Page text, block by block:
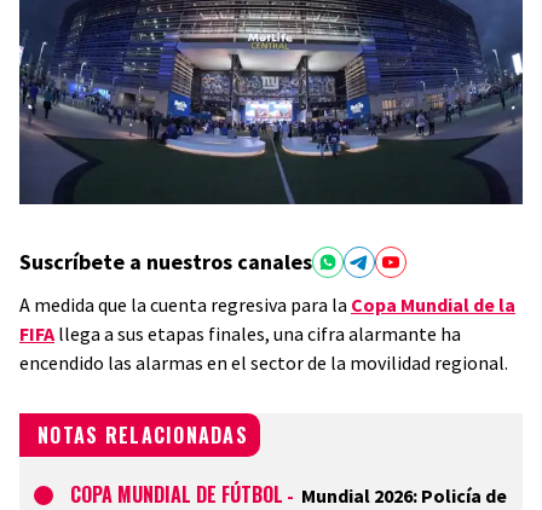
Suscríbete a nuestros canales
A medida que la cuenta regresiva para la Copa Mundial de la
FIFAllega a sus etapas finales, una cifra alarmante ha
encendido las alarmas en el sector de la movilidad regional.
NOTAS RELACIONADAS
COPA MUNDIAL DE FÚTBOL - Mundial 2026: Policía de